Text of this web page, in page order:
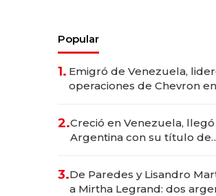
Popular
1. Emigró de Venezuela,
operaciones de Chevron en
2.Creció en Venezuela, llegó
Argentina con su título de
las marcas "fast premium"
3.De Paredes y Lisandro
a Mirtha Legrand: dos